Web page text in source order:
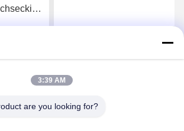
Jetzt.
3:39 AM
are you looking for?